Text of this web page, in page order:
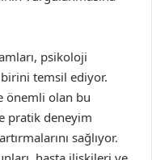
psikoloji
temsil ediyor.
önemli olan bu
pratik deneyim
sağlıyor.